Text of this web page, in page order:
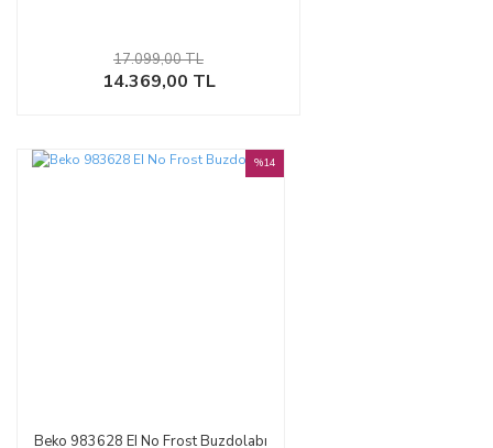
14.369,00 TL
17.099,00 TL
Beko 983628 EI No Frost Buzdolabı
%14